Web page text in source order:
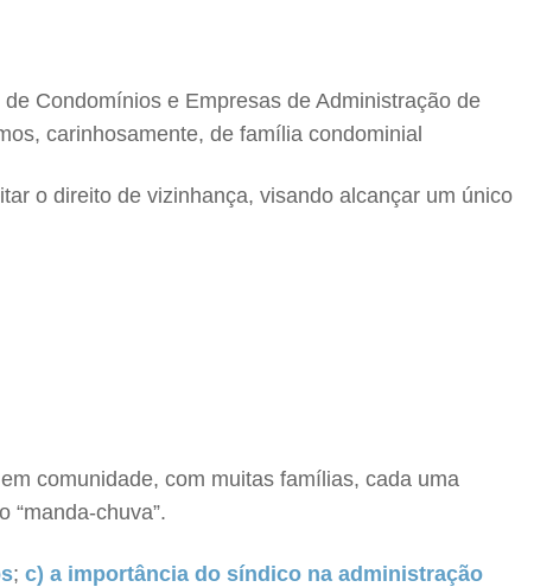
Condomínios e Empresas de Administração de
carinhosamente, de família condominial
o direito de vizinhança, visando alcançar um único
comunidade, com muitas famílias, cada uma
“manda-chuva”.
; c) a importância do síndico na administração